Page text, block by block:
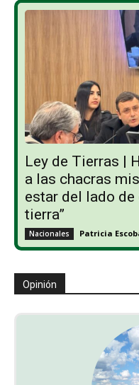
Ley de Tierras |
a las chacras
estar del lado
tierra”
Nacionales Patricia
Opinión